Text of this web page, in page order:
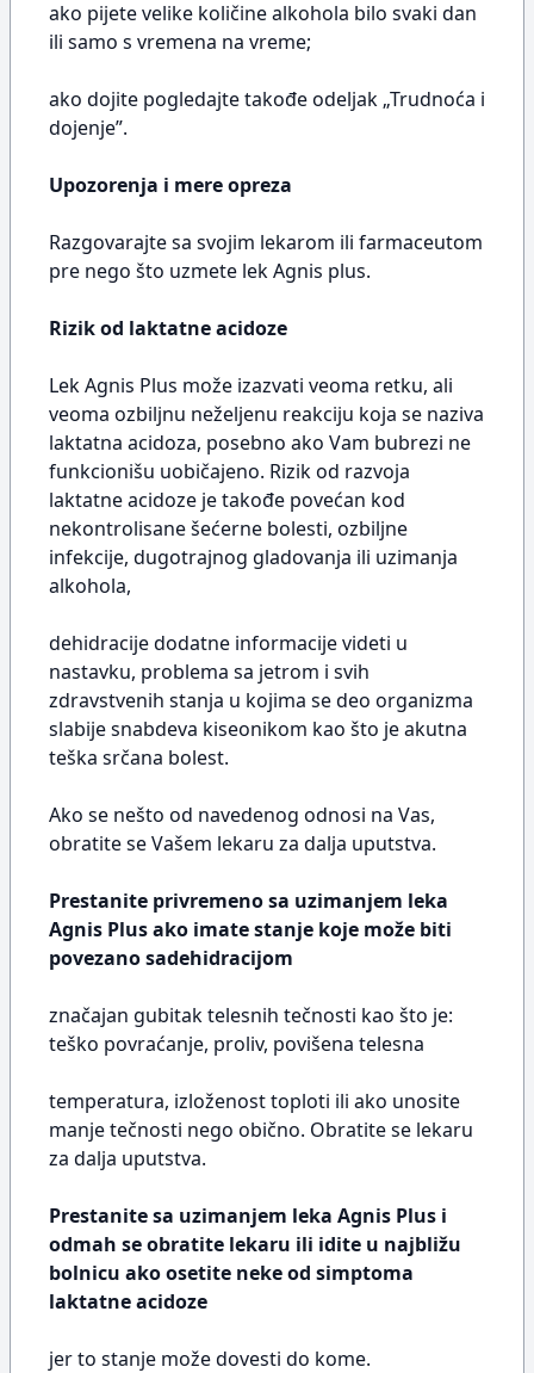
ako pijete velike količine alkohola bilo svaki dan
ili samo s vremena na vreme;
ako dojite pogledajte takođe odeljak „Trudnoća i
dojenje”.
Upozorenja i mere opreza
Razgovarajte sa svojim lekarom ili farmaceutom
pre nego što uzmete lek Agnis plus.
Rizik od laktatne acidoze
Lek Agnis Plus može izazvati veoma retku, ali
veoma ozbiljnu neželjenu reakciju koja se naziva
laktatna acidoza, posebno ako Vam bubrezi ne
funkcionišu uobičajeno. Rizik od razvoja
laktatne acidoze je takođe povećan kod
nekontrolisane šećerne bolesti, ozbiljne
infekcije, dugotrajnog gladovanja ili uzimanja
alkohola,
dehidracije dodatne informacije videti u
nastavku, problema sa jetrom i svih
zdravstvenih stanja u kojima se deo organizma
slabije snabdeva kiseonikom kao što je akutna
teška srčana bolest.
Ako se nešto od navedenog odnosi na Vas,
obratite se Vašem lekaru za dalja uputstva.
Prestanite privremeno sa uzimanjem leka
Agnis Plus ako imate stanje koje može biti
povezano sadehidracijom
značajan gubitak telesnih tečnosti kao što je:
teško povraćanje, proliv, povišena telesna
temperatura, izloženost toploti ili ako unosite
manje tečnosti nego obično. Obratite se lekaru
za dalja uputstva.
Prestanite sa uzimanjem leka Agnis Plus i
odmah se obratite lekaru ili idite u najbližu
bolnicu ako osetite neke od simptoma
laktatne acidoze
jer to stanje može dovesti do kome.